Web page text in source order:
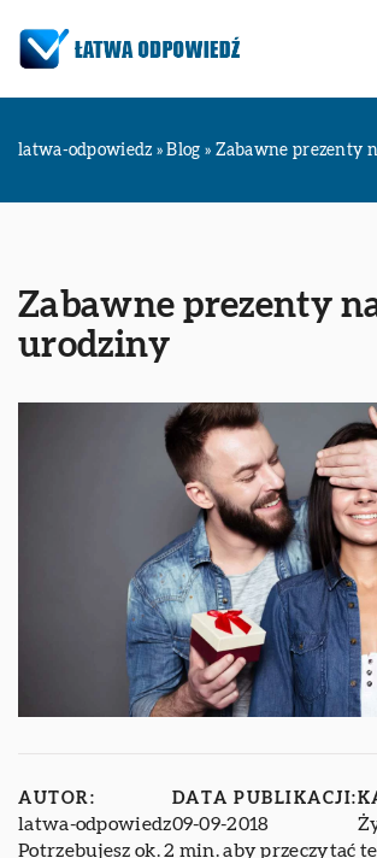
latwa-odpowiedz »Blog » Zabawne prezenty
Zabawne prezenty
urodziny
AUTOR:
latwa-odpowiedz
DATA PUBLIKACJI:
09-09-2018
Potrzebujesz ok. 2 min. aby przeczytać